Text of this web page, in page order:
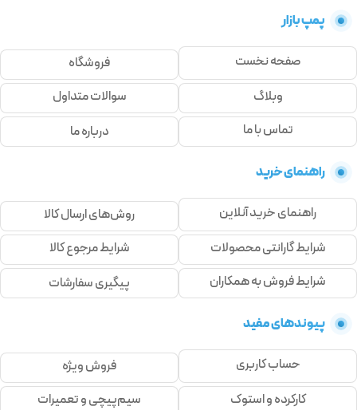
پمپ بازار
صفحه نخست
فروشگاه
وبلاگ
سوالات متداول
تماس با ما
درباره ما
راهنمای خرید
راهنمای خرید آنلاین
روش‌های ارسال کالا
شرایط گارانتی محصولات
شرایط مرجوع کالا
شرایط فروش به همکاران
پیگیری سفارشات
پیوندهای مفید
حساب کاربری
فروش ویژه
کارکرده و استوک
سیم‌پیچی و تعمیرات